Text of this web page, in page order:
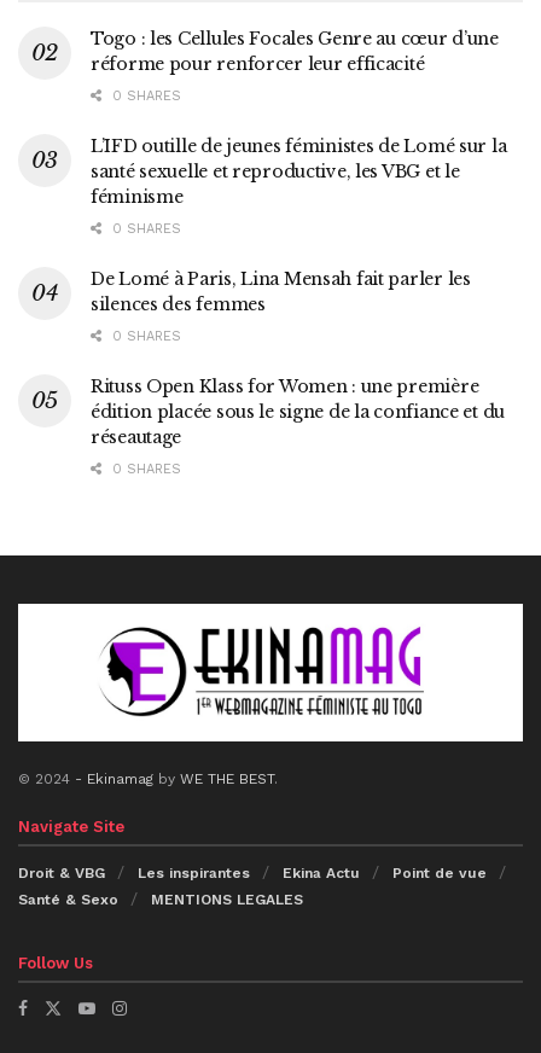
Togo : les Cellules Focales Genre au cœur d’une
réforme pour renforcer leur efficacité
0 SHARES
L’IFD outille de jeunes féministes de Lomé sur la
santé sexuelle et reproductive, les VBG et le
féminisme
0 SHARES
De Lomé à Paris, Lina Mensah fait parler les
silences des femmes
0 SHARES
Rituss Open Klass for Women : une première
édition placée sous le signe de la confiance et du
réseautage
0 SHARES
© 2024 - Ekinamag by WE THE BEST.
Navigate Site
Droit & VBG Les inspirantes Ekina Actu
Point de vue
Santé & Sexo
MENTIONS LEGALES
Follow Us